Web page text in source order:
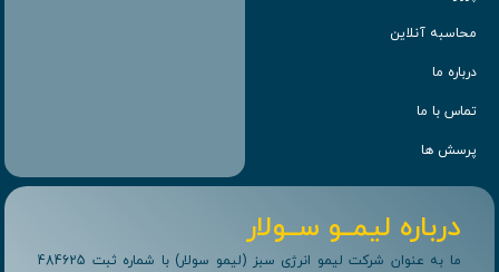
محاسبه آنلاین
درباره ما
تماس با ما
پرسش ها
درباره لیمــو ســولار
ما به عنوان شرکت لیمو انرژی سبز (لیمو سولار) با شماره ثبت 484625